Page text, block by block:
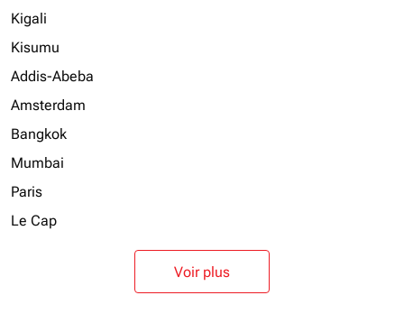
Kigali
Kisumu
Addis-Abeba
Amsterdam
Bangkok
Mumbai
Paris
Le Cap
Voir plus